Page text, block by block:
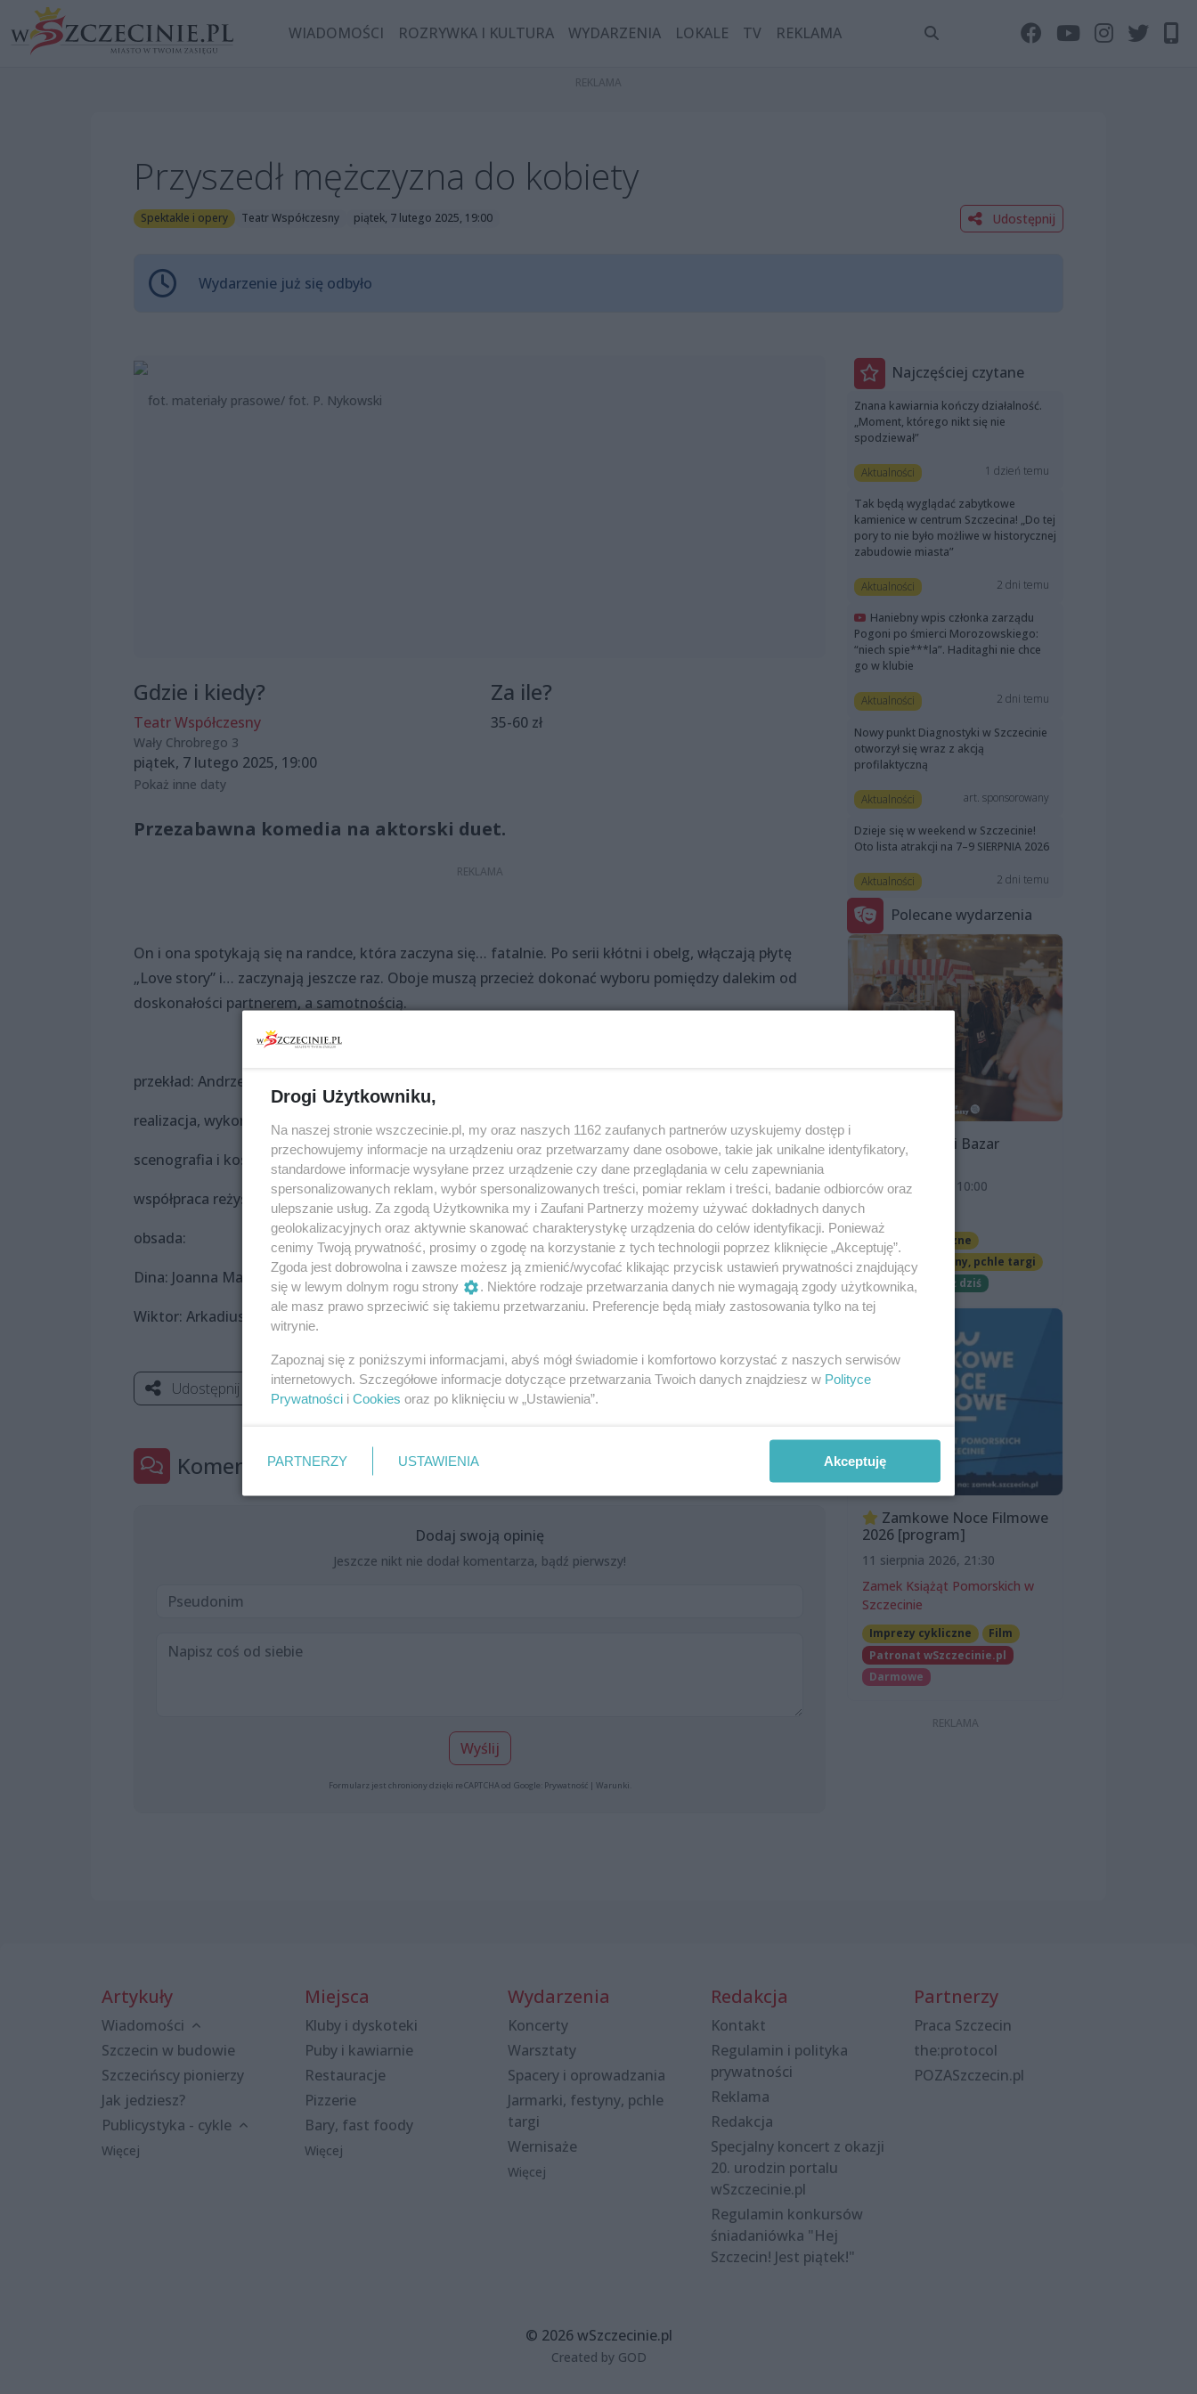
WIADOMOŚCI ROZRYWKA I KULTURA WYDARZENIA LOKALE TV REKLAMA
Przyszedł mężczyzna do kobiety
Spektakle i opery Teatr Współczesny piątek, 7 lutego 2025, 19:00 Udostępnij
Wydarzenie już się odbyło
fot. materiały prasowe/ fot. P. Nykowski
Gdzie i kiedy?
Teatr Współczesny
Wały Chrobrego 3
piątek, 7 lutego 2025, 19:00
Za ile?
35-60 zł
Pokaż inne daty
Przezabawna komedia na aktorski duet.
On i ona spotykają się na randce, która zaczyna się… fatalnie. Po serii kłótni i obelg, włączają płytę
„Love story” i… zaczynają jeszcze raz. Oboje muszą przecież dokonać wyboru pomiędzy dalekim od
doskonałości partnerem, a samotnością.
przekład: Andrzej Wanat
realizacja, wykonanie, opracowanie muzyczne: Joanna Matuszak, Arkadiusz Buszko
scenografia i kostiumy: Agnieszka Miluniec, Maciej Osmycki
współpraca reżyserska: Piotr Ratajczak
obsada:
Dina: Joanna Matuszak
Wiktor: Arkadiusz Buszko
Udostępnij
Komentarze 0
Dodaj swoją opinię
Jeszcze nikt nie dodał komentarza, bądź pierwszy!
Wyślij
Formularz jest chroniony dzięki reCAPTCHA od Google: Prywatność| Warunki
Najczęściej czytane
Znana kawiarnia kończy działalność.
„Moment, którego nikt się nie
spodziewał”
Aktualności 1 dzień temu
Tak będą wyglądać zabytkowe
kamienice w centrum Szczecina! „Do tej
pory to nie było możliwe w historycznej
zabudowie miasta”
Aktualności 2 dni temu
Haniebny wpis członka zarządu
Pogoni po śmierci Morozowskiego:
“niech spie***la”. Haditaghi nie chce
go w klubie
Aktualności 2 dni temu
Nowy punkt Diagnostyki w Szczecinie
otworzył się wraz z akcją
profilaktyczną
Aktualności art. sponsorowany
Dzieje się w weekend w Szczecinie!
Oto lista atrakcji na 7–9 SIERPNIA 2026
Aktualności 2 dni temu
Polecane wydarzenia
Szczeciński Bazar
Smakoszy
9 sierpnia 2026, 10:00
OFF Marina
Imprezy cykliczne
Jarmarki, festyny, pchle targi
Darmowe
Już dziś
Zamkowe Noce Filmowe
2026 [program]
11 sierpnia 2026, 21:30
Zamek Książąt Pomorskich w
Szczecinie
Imprezy cykliczne
Film
Patronat wSzczecinie.pl
Darmowe
Artykuły
Wiadomości
Szczecin w budowie
Szczecińscy pionierzy
Jak jedziesz?
Publicystyka - cykle
Więcej
Miejsca
Kluby i dyskoteki
Puby i kawiarnie
Restauracje
Pizzerie
Bary, fast foody
Więcej
Wydarzenia
Koncerty
Warsztaty
Spacery i oprowadzania
Jarmarki, festyny, pchle
targi
Wernisaże
Więcej
Redakcja
Kontakt
Regulamin i polityka
prywatności
Reklama
Redakcja
Specjalny koncert z okazji
20. urodzin portalu
wSzczecinie.pl
Regulamin konkursów
śniadaniówka "Hej
Szczecin! Jest piątek!"
Partnerzy
Praca Szczecin
the:protocol
POZASzczecin.pl
© 2026 wSzczecinie.pl
Created by GOD
Drogi Użytkowniku,
Na naszej stronie wszczecinie.pl, my oraz naszych 1162 zaufanych partnerów uzyskujemy dostęp i
przechowujemy informacje na urządzeniu oraz przetwarzamy dane osobowe, takie jak unikalne identyfikatory,
standardowe informacje wysyłane przez urządzenie czy dane przeglądania w celu zapewniania
spersonalizowanych reklam, wybór spersonalizowanych treści, pomiar reklam i treści, badanie odbiorców oraz
ulepszanie usług. Za zgodą Użytkownika my i Zaufani Partnerzy możemy używać dokładnych danych
geolokalizacyjnych oraz aktywnie skanować charakterystykę urządzenia do celów identyfikacji. Ponieważ
cenimy Twoją prywatność, prosimy o zgodę na korzystanie z tych technologii poprzez kliknięcie „Akceptuję”.
Zgoda jest dobrowolna i zawsze możesz ją zmienić/wycofać klikając przycisk ustawień prywatności znajdujący
się w lewym dolnym rogu strony
. Niektóre rodzaje przetwarzania danych nie wymagają zgody użytkownika,
ale masz prawo sprzeciwić się takiemu przetwarzaniu. Preferencje będą miały zastosowania tylko na tej
witrynie.
Zapoznaj się z poniższymi informacjami, abyś mógł świadomie i komfortowo korzystać z naszych serwisów
internetowych. Szczegółowe informacje dotyczące przetwarzania Twoich danych znajdziesz w Polityce
Prywatności i Cookies oraz po kliknięciu w „Ustawienia”.
PARTNERZY USTAWIENIA Akceptuję